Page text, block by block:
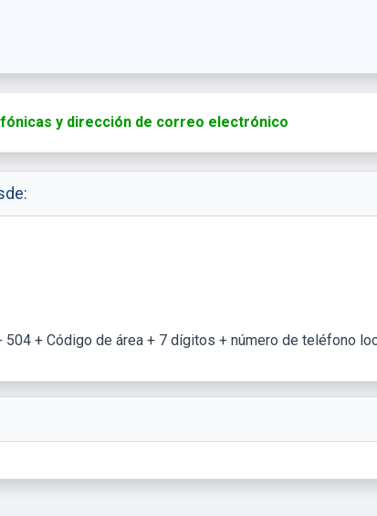
y dirección de correo electrónico
504 + Código de área + 7 dígitos + número de teléfono